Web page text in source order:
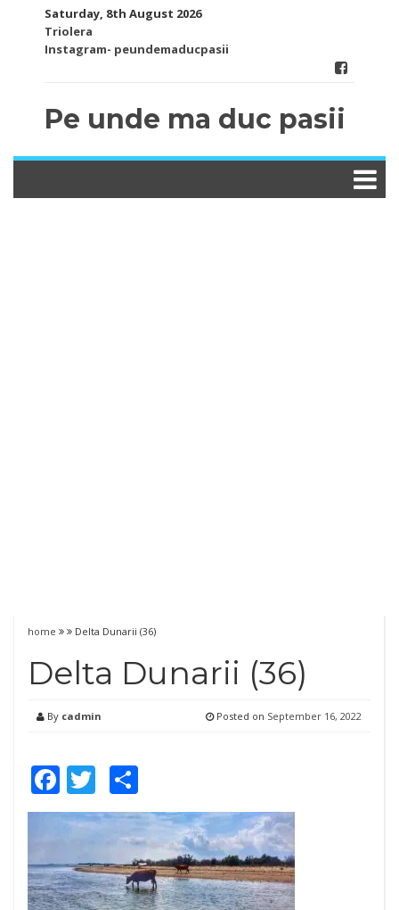
Saturday, 8th August 2026
Triolera
Instagram- peundemaducpasii
Pe unde ma duc pasii
home Delta Dunarii (36)
Delta Dunarii (36)
By cadmin Posted on September 16, 2022
Facebook
Twitter